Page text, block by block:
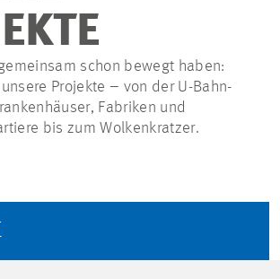
schon bewegt haben:
Projekte – von der U-Bahn-
Fabriken und
bis zum Wolkenkratzer.